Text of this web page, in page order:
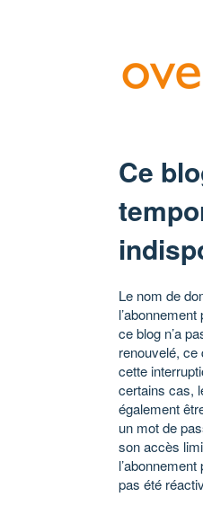
Ce
Le nom de
ce blog n’a
renouvelé, ce
cette
certains cas,
également
un mot de
son accès
l’abonnement
pas été